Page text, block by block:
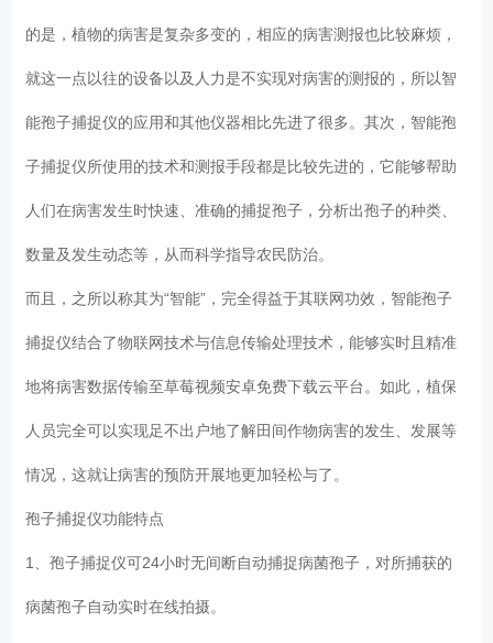
的是，植物的病害是复杂多变的，相应的病害测报也比较麻烦，
就这一点以往的设备以及人力是不实现对病害的测报的，所以智
能孢子捕捉仪的应用和其他仪器相比先进了很多。其次，智能孢
子捕捉仪所使用的技术和测报手段都是比较先进的，它能够帮助
人们在病害发生时快速、准确的捕捉孢子，分析出孢子的种类、
数量及发生动态等，从而科学指导农民防治。
而且，之所以称其为“智能”，完全得益于其联网功效，智能孢子
捕捉仪结合了物联网技术与信息传输处理技术，能够实时且精准
地将病害数据传输至草莓视频安卓免费下载云平台。如此，植保
人员完全可以实现足不出户地了解田间作物病害的发生、发展等
情况，这就让病害的预防开展地更加轻松与了。
孢子捕捉仪功能特点
1、孢子捕捉仪可24小时无间断自动捕捉病菌孢子，对所捕获的
病菌孢子自动实时在线拍摄。